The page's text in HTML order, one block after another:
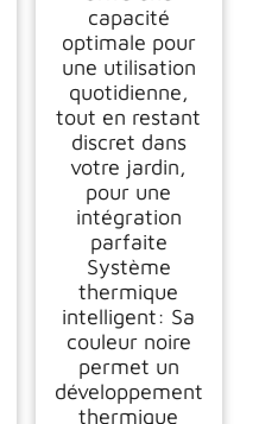
capacité
optimale pour
une utilisation
quotidienne,
tout en restant
discret dans
votre jardin,
pour une
intégration
parfaite
Système
thermique
intelligent: Sa
couleur noire
permet un
développement
thermique